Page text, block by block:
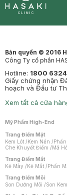
Bản quyền © 2016
Công Ty cổ phần
Hotline: 1800 6324
Giấy chứng nhận
hoạch và Đầu tư
Xem tất cả cửa
Mỹ Phẩm High-End
Trang Điểm Mặt
Kem Lót /Kem Nền /
Che Khuyết Điểm /Má
Trang Điểm Mắt
Kẻ Mày /Kẻ Mắt /Phấn
Trang Điểm Môi
Son Dưỡng Môi /Son